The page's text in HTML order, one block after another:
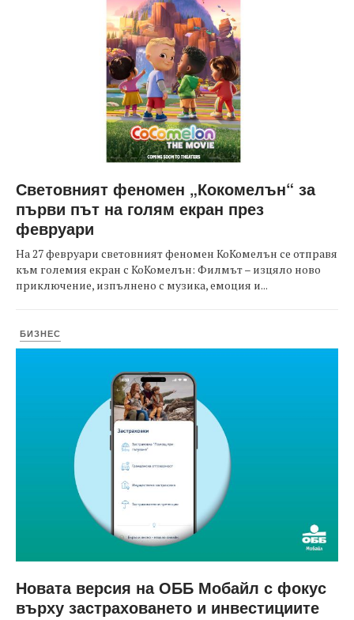
Световният феномен „Кокомелън“ за
първи път на голям екран през
февруари
На 27 февруари световният феномен КоКомелън се отправя
към големия екран с КоКомелън: Филмът – изцяло ново
приключение, изпълнено с музика, емоция и...
БИЗНЕС
Новата версия на ОББ Мобайл с фокус
върху застраховането и инвестициите